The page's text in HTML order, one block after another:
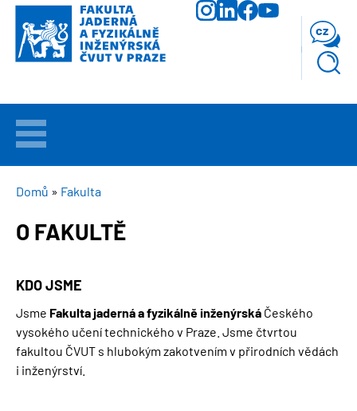
Přejít
hlavnímu
obsahu
VÍTEJTE
UCHAZEČI
STUDIUM
VĚDA
A
FAKULTA
cz
DROBEČKOVÁ
Domů Fakulta
O FAKULTĚ
KDO JSME
Jsme Fakulta jaderná a fyzikálně inženýrská Českého
vysokého učení technického v Praze. Jsme čtvrtou
fakultou ČVUT s hlubokým zakotvením v přirodních vědách
i inženýrství.